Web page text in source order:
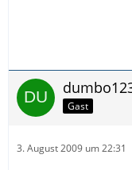
Gast
3. August 2009 um 22:31